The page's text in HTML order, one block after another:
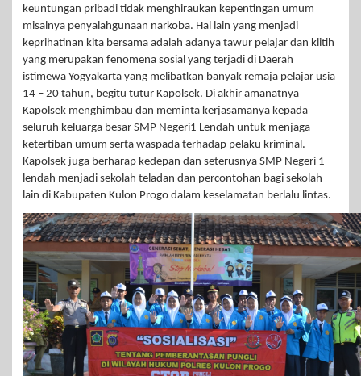
keuntungan pribadi tidak menghiraukan kepentingan umum
misalnya penyalahgunaan narkoba. Hal lain yang menjadi
keprihatinan kita bersama adalah adanya tawur pelajar dan klitih
yang merupakan fenomena sosial yang terjadi di Daerah
istimewa Yogyakarta yang melibatkan banyak remaja pelajar usia
14 – 20 tahun, begitu tutur Kapolsek. Di akhir amanatnya
Kapolsek menghimbau dan meminta kerjasamanya kepada
seluruh keluarga besar SMP Negeri1 Lendah untuk menjaga
ketertiban umum serta waspada terhadap pelaku kriminal.
Kapolsek juga berharap kedepan dan seterusnya SMP Negeri 1
lendah menjadi sekolah teladan dan percontohan bagi sekolah
lain di Kabupaten Kulon Progo dalam keselamatan berlalu lintas.